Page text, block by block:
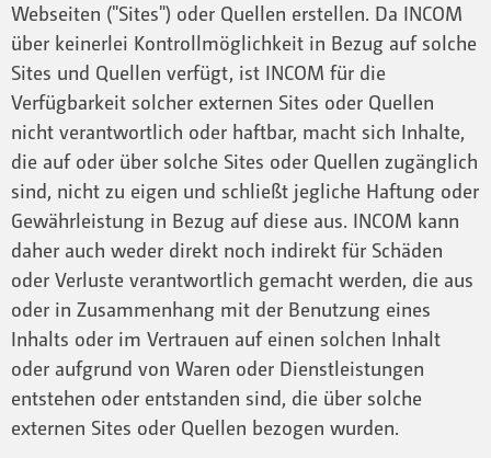
Webseiten ("Sites") oder Quellen erstellen. Da INCOM
über keinerlei Kontrollmöglichkeit in Bezug auf solche
Sites und Quellen verfügt, ist INCOM für die
Verfügbarkeit solcher externen Sites oder Quellen
nicht verantwortlich oder haftbar, macht sich Inhalte,
die auf oder über solche Sites oder Quellen zugänglich
sind, nicht zu eigen und schließt jegliche Haftung oder
Gewährleistung in Bezug auf diese aus. INCOM kann
daher auch weder direkt noch indirekt für Schäden
oder Verluste verantwortlich gemacht werden, die aus
oder in Zusammenhang mit der Benutzung eines
Inhalts oder im Vertrauen auf einen solchen Inhalt
oder aufgrund von Waren oder Dienstleistungen
entstehen oder entstanden sind, die über solche
externen Sites oder Quellen bezogen wurden.